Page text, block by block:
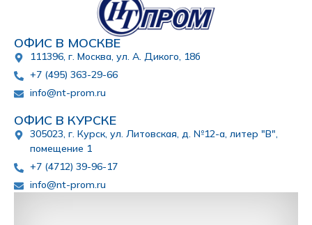
ОФИС В МОСКВЕ
111396, г. Москва, ул. А. Дикого, 18б
+7 (495) 363-29-66
info@nt-prom.ru
ОФИС В КУРСКЕ
305023, г. Курск, ул. Литовская, д. №12-а, литер "В",
помещение 1
+7 (4712) 39-96-17
info@nt-prom.ru